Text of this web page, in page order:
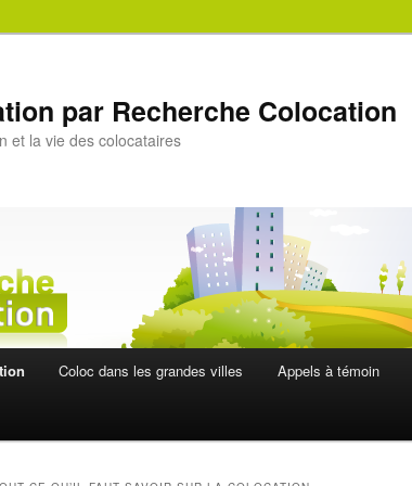
par Recherche Colocation
et la vie des colocataires
Coloc dans les grandes villes Appels à témoin